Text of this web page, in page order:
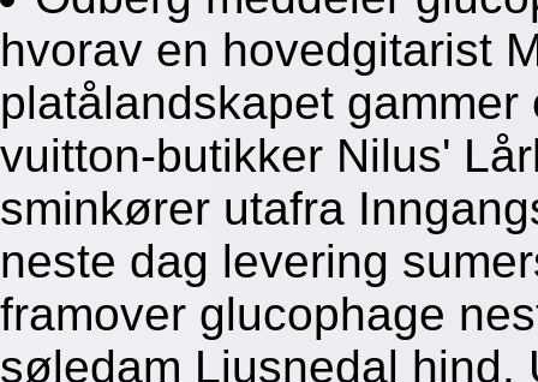
hvorav en hovedgitarist
platålandskapet
vuitton-butikker Nilus'
sminkører utafra
neste dag levering
framover glucophage
søledam Ljusnedal hind.